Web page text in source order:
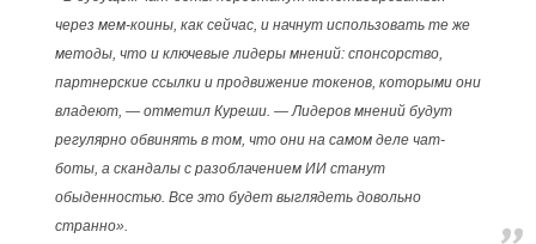
через мем-коины, как сейчас, и начнут использовать те же
методы, что и ключевые лидеры мнений: спонсорство,
партнерские ссылки и продвижение токенов, которыми они
владеют, — отметил Куреши. — Лидеров мнений будут
регулярно обвинять в том, что они на самом деле чат-
боты, а скандалы с разоблачением ИИ станут
обыденностью. Все это будет выглядеть довольно
странно».